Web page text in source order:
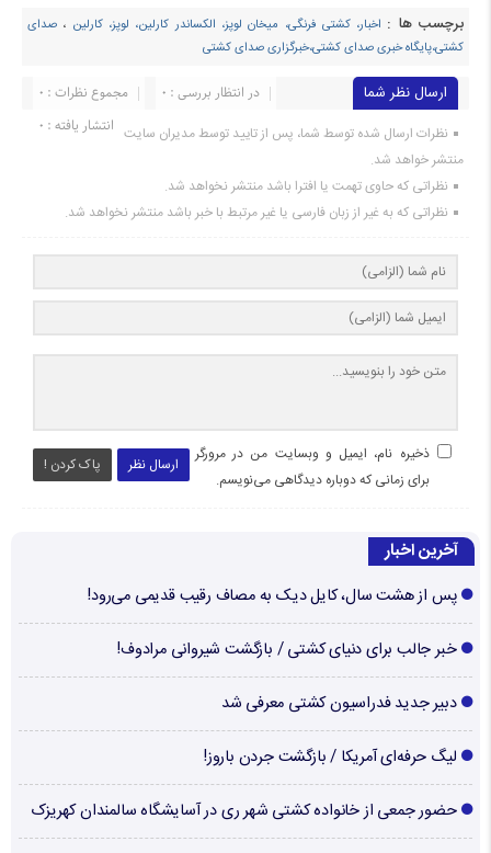
برچسب ها : اخبار، کشتی فرنگی، میخان لوپز، الکساندر کارلین، لوپز، کارلین ، صدای
کشتی،پایگاه خبری صدای کشتی،خبرگزاری صدای کشتی
ارسال نظر شما مجموع نظرات : 0
در انتظار بررسی : 0
انتشار یافته : ۰ نظرات ارسال شده توسط شما، پس از تایید توسط مدیران سایت
منتشر خواهد شد.
نظراتی که حاوی تهمت یا افترا باشد منتشر نخواهد شد.
نظراتی که به غیر از زبان فارسی یا غیر مرتبط با خبر باشد منتشر نخواهد شد.
ارسال نظر پاک کردن !
ذخیره نام، ایمیل و وبسایت من در مرورگر
برای زمانی که دوباره دیدگاهی می‌نویسم.
آخرین اخبار
پس از هشت سال، کایل دیک به مصاف رقیب قدیمی می‌رود!
خبر جالب برای دنیای کشتی / بازگشت شیروانی مرادوف!
دبیر جدید فدراسیون کشتی معرفی شد
لیگ حرفه‌ای آمریکا / بازگشت جردن باروز!
حضور جمعی از خانواده کشتی شهر ری در آسایشگاه سالمندان کهریزک